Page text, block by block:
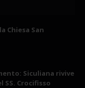
Chiesa San
Siculiana rivive
Crocifisso